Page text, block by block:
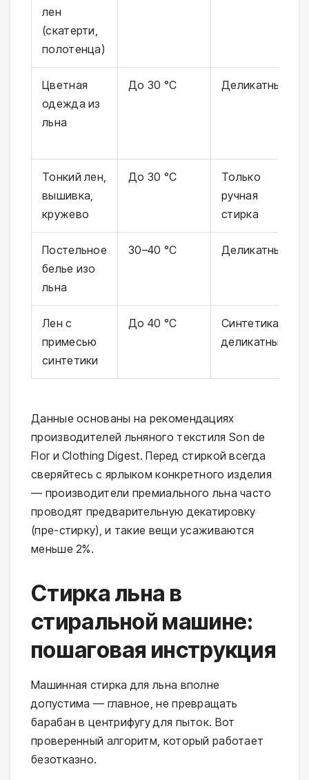
лен
(скатерти,
полотенца)
Цветная
одежда из
льна
До 30 °C Деликатный
Тонкий лен,
вышивка,
кружево
До 30 °C
Только
ручная
стирка
Постельное
белье изо
льна
30–40 °C Деликатный
Лен с
примесью
синтетики
До 40 °C
Синтетика /
деликатный
Данные основаны на рекомендациях
производителей льняного текстиля Son de
Flor и Clothing Digest. Перед стиркой всегда
сверяйтесь с ярлыком конкретного изделия
— производители премиального льна часто
проводят предварительную декатировку
(пре-стирку), и такие вещи усаживаются
меньше 2%.
Стирка льна в
стиральной машине:
пошаговая инструкция
Машинная стирка для льна вполне
допустима — главное, не превращать
барабан в центрифугу для пыток. Вот
проверенный алгоритм, который работает
безотказно.